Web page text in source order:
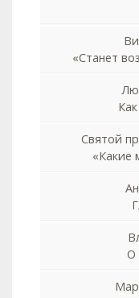
«Станет
Святой
«Какие
О